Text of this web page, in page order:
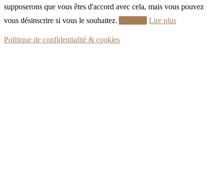
supposerons que vous êtes d'accord avec cela, mais vous pouvez
vous désinscrire si vous le souhaitez.
Lire plus
Politique de confidentialité & cookies